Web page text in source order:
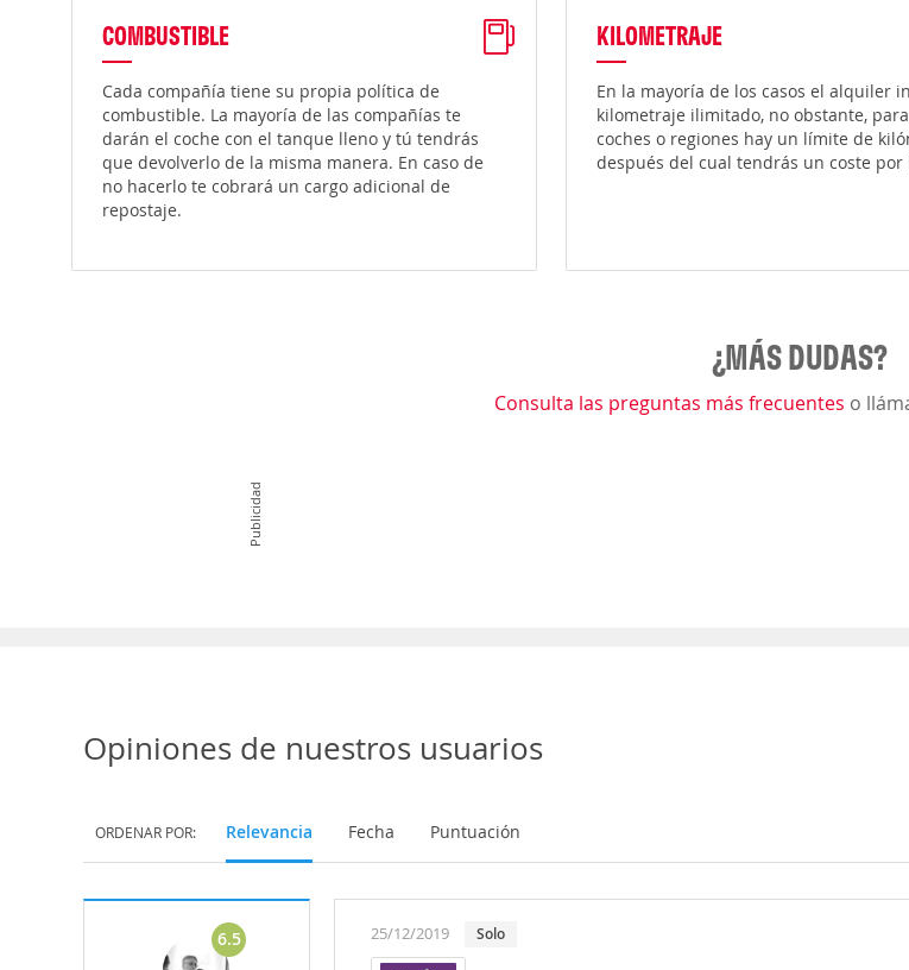
COMBUSTIBLE
Cada compañía tiene su propia política de
combustible. La mayoría de las compañías te
darán el coche con el tanque lleno y tú tendrás
que devolverlo de la misma manera. En caso de
no hacerlo te cobrará un cargo adicional de
repostaje.
KILOMETRAJE
En la mayoría de los casos el alquiler
kilometraje ilimitado, no obstante,
coches o regiones hay un límite de
después del cual tendrás un coste por
¿MÁS DUDAS?
Consulta las preguntas más frecuentes o
Publicidad
Opiniones de nuestros usuarios
ORDENAR POR: Relevancia Fecha Puntuación
6.5 25/12/2019 Solo